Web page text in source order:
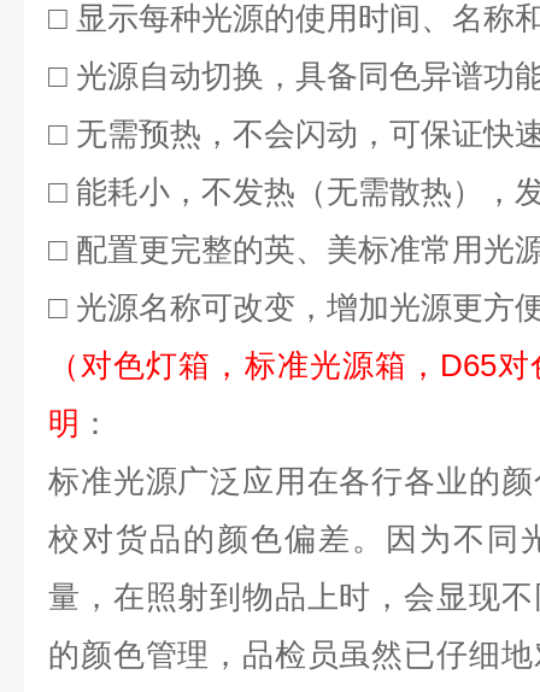
□ 显示每种光源的使用时间、名称
□ 光源自动切换，具备同色异谱功
□ 无需预热，不会闪动，可保证快
□ 能耗小，不发热（无需散热），
□ 配置更完整的英、美标准常用光
□ 光源名称可改变，增加光源更方
（对色灯箱，标准光源箱， D65对
明 ：
标准光源广泛应用在各行各业的
校对货品的颜色偏差。因为不同
量，在照射到物品上时，会显现
的颜色管理，品检员虽然已仔细